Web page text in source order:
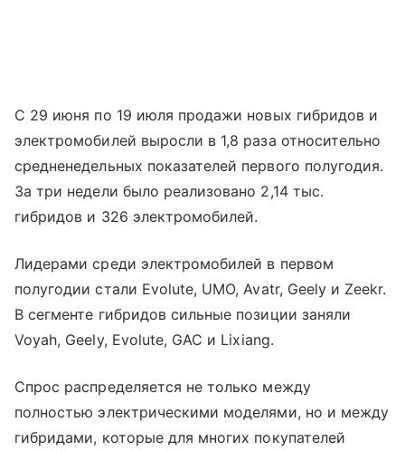
С 29 июня по 19 июля продажи новых гибридов и
электромобилей выросли в 1,8 раза относительно
средненедельных показателей первого полугодия.
За три недели было реализовано 2,14 тыс.
гибридов и 326 электромобилей.
Лидерами среди электромобилей в первом
полугодии стали Evolute, UMO, Avatr, Geely и Zeekr.
В сегменте гибридов сильные позиции заняли
Voyah, Geely, Evolute, GAC и Lixiang.
Спрос распределяется не только между
полностью электрическими моделями, но и между
гибридами, которые для многих покупателей